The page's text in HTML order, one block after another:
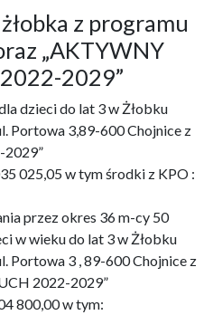
z programu
„AKTYWNY
2029”
dzieci do lat 3 w Żłobku
Portowa 3,89-600 Chojnice z
2029”
025,05 w tym środki z KPO :
przez okres 36 m-cy 50
w wieku do lat 3 w Żłobku
Portowa 3 , 89-600 Chojnice z
2022-2029”
800,00 w tym: